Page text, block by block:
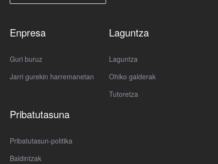
Enpresa
Guri buruz
Jarri gurekin harremanetan
Laguntza
Laguntza
Ohiko galderak
Tutoretza
Pribatutasuna
Pribatutasun-politika
Baldintzak